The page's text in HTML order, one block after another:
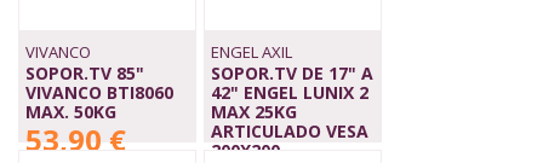
VIVANCO
SOPOR.TV 85"
VIVANCO BTI8060
MAX. 50KG
53,90 €
ENGEL AXIL
SOPOR.TV DE 17" A
42" ENGEL LUNIX 2
MAX 25KG
ARTICULADO VESA
200X200